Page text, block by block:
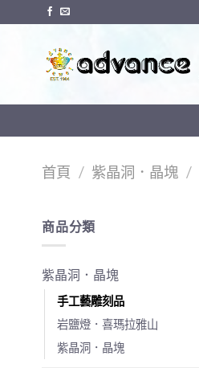
to
首頁 / 紫晶洞．晶塊 /
商品分類
紫晶洞．晶塊
手工藝雕刻品
岩鹽燈．喜瑪拉雅山
紫晶洞．晶塊